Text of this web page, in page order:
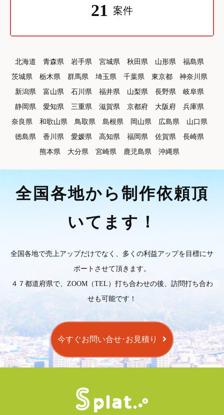
21 案件
北海道 青森県 岩手県 宮城県 秋田県 山形県
福島県
茨城県
栃木県 群馬県 埼玉県 千葉県 東京都
神奈川県
新潟県
富山県 石川県 福井県 山梨県 長野県
岐阜県
静岡県
愛知県 三重県 滋賀県 京都府 大阪府
兵庫県
奈良県
和歌山県 鳥取県 島根県 岡山県 広島県
山口県
徳島県
香川県 愛媛県 高知県 福岡県 佐賀県
長崎県
熊本県
大分県 宮崎県 鹿児島県 沖縄県
全国各地から制作依頼頂
いてます！
全国各地で売上アップだけでなく、多くの利益アップを目標にサ
ポートさせて頂きます。
４７都道府県で、ZOOM（TEL）打ち合わせの後、訪問打ち合わ
せも可能です！
今すぐお問い合せ･お見積り